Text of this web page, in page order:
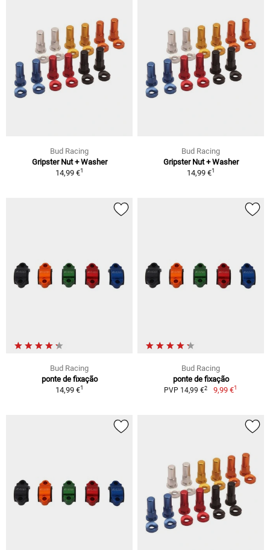
Bud Racing
Gripster Nut + Washer
14,99 €1
Bud Racing
Gripster Nut + Washer
14,99 €1
Bud Racing
ponte de fixação
14,99 €1
Bud Racing
ponte de fixação
PVP 14,99 €2 9,99 €1